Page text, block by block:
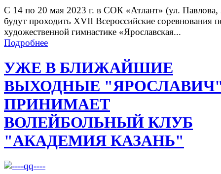
С 14 по 20 мая 2023 г. в СОК «Атлант» (ул. Павлова,
будут проходить XVII Всероссийские соревнования
художественной гимнастике «Ярославская...
Подробнее
УЖЕ В БЛИЖАЙШИЕ
ВЫХОДНЫЕ
ПРИНИМАЕТ
ВОЛЕЙБОЛЬНЫЙ КЛУБ
"АКАДЕМИЯ КАЗАНЬ"